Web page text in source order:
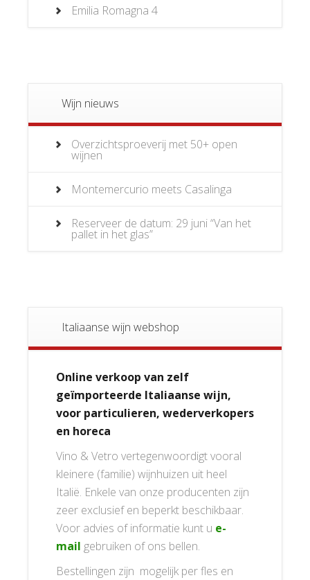
Emilia Romagna 4
Wijn nieuws
Overzichtsproeverij met 50+ open
wijnen
Montemercurio meets Casalinga
Reserveer de datum: 29 juni “Van het
pallet in het glas”
Italiaanse wijn webshop
Online verkoop van zelf
geïmporteerde Italiaanse wijn,
voor particulieren, wederverkopers
en horeca
Vino & Vetro vertegenwoordigt vooral
kleinere (familie) wijnhuizen uit heel
Italië. Enkele van onze producenten zijn
zeer exclusief en beperkt beschikbaar.
Voor advies of informatie kunt u e-
mail gebruiken of ons bellen.
Bestellingen zijn mogelijk per fles en